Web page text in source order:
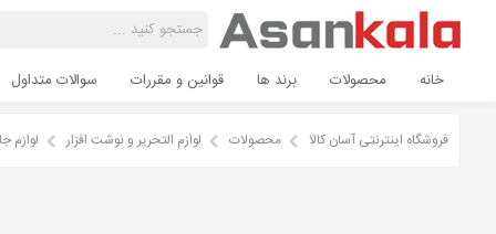
خانه محصولات برند ها قوانین و مقررات سوالات متداول
فروشگاه اینترنتی آسان کالا محصولات لوازم التحریر و نوشت افزار لوازم